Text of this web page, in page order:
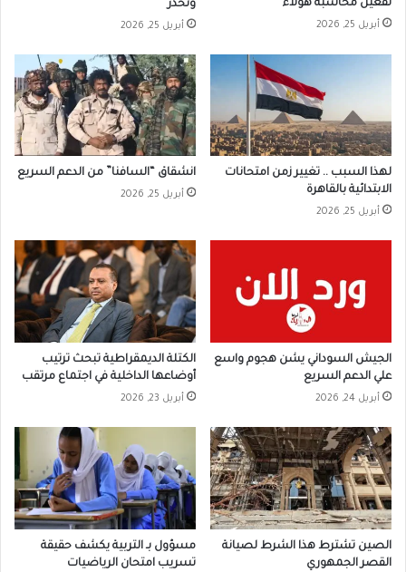
تفعيل محاسبة هؤلاء
أبريل 25, 2026
وتُحذر
أبريل 25, 2026
لهذا السبب .. تغيير زمن امتحانات
الابتدائية بالقاهرة
أبريل 25, 2026
انشقاق “السافنا” من الدعم السريع
أبريل 25, 2026
الجيش السوداني يشن هجوم واسع
علي الدعم السريع
أبريل 24, 2026
الكتلة الديمقراطية تبحث ترتيب
أوضاعها الداخلية في اجتماع مرتقب
أبريل 23, 2026
الصين تشترط هذا الشرط لصيانة
القصر الجمهوري
مسؤول بـ التربية يكشف حقيقة
تسريب امتحان الرياضيات